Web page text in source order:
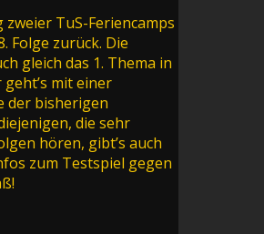
TuS-Feriencamps
Folge zurück. Die
gleich das 1. Thema in
mit einer
der bisherigen
die sehr
hören, gibt’s auch
zum Testspiel gegen